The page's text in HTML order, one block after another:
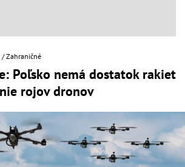
Zahraničné
Poľsko nemá dostatok rakiet
rojov dronov